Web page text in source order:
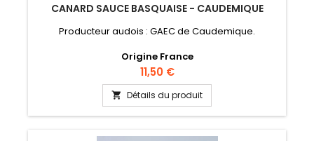
CANARD SAUCE BASQUAISE - CAUDEMIQUE
Producteur audois : GAEC de Caudemique.
Origine France
Prix
11,50 €
 Détails du produit